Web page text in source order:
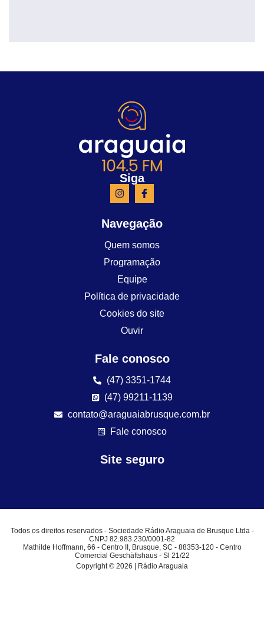
Siga
Navegação
Quem somos
Programação
Equipe
Política de privacidade
Cookies do site
Ouvir
Fale conosco
(47) 3351-1744
(47) 99211-1139
contato@araguaiabrusque.com.br
Fale conosco
Site seguro
Todos os direitos reservados - Sociedade Rádio Araguaia de Brusque Ltda -
CNPJ 82.983.230/0001-82
Mathilde Hoffmann, 66 - Centro II, Brusque, SC - 88353-120 - Centro
Comercial Geschäftshaus - Sl 21/22
Copyright © 2026 | Rádio Araguaia